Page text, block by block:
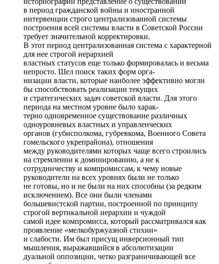
в период гражданской войны и иностранной
интервенции строго централизованной системы
построения всей системы власти в Советской России
требует значительной корректировки.
В этот период централизованная система с характерной
для нее строгой иерархией
властных статусов еще только формировалась и весьма
непросто. Шел поиск таких форм орга-
низации власти, которые наиболее эффективно могли
бы способствовать реализации текущих
и стратегических задач советской власти. Для этого
периода на местном уровне было харак-
терно одновременное существование различных
одноуровневых властных и управленческих
органов (губисполкома, губревкома, Военного Совета
гомельского укрепрайона), отношения
между руководителями которых чаще всего строились
на стремлении к доминированию, а не к
сотрудничеству и компромиссам, к чему новые
руководители на всех уровнях были не только
не готовы, но и не были на них способны (за редким
исключением). Все они были членами
большевистской партии, построенной по принципу
строгой вертикальной иерархии и чуждой
самой идее компромисса, который рассматривался как
проявление «мелкобуржуазной стихии»
и слабости. Им был присущ инверсионный тип
мышления, выражавшийся в абсолютизации
дуальной оппозиции, четко разграничивающей все